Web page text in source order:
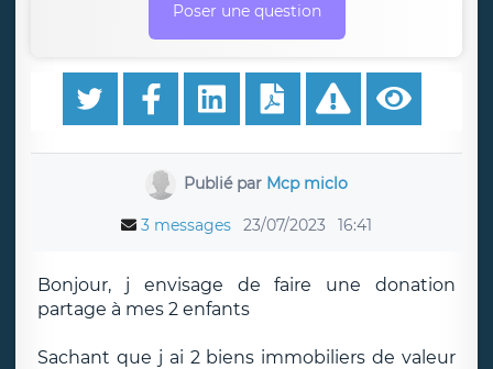
Poser une question
Publié par Mcp miclo
3 messages 23/07/2023 16:41
Bonjour, j envisage de faire une donation
partage à mes 2 enfants
Sachant que j ai 2 biens immobiliers de valeur